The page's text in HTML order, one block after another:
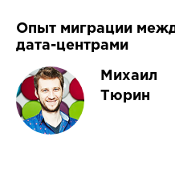
Опыт миграции
дата-центрами
Михаил
Тюрин